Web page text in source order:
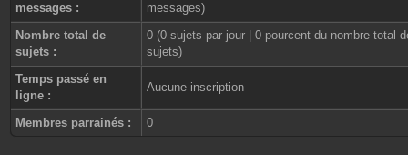
messages :
messages)
Nombre total de
sujets :
0 (0 sujets par jour | 0 pourcent du nombre total
sujets)
Temps passé en
ligne :
Aucune inscription
Membres parrainés : 0